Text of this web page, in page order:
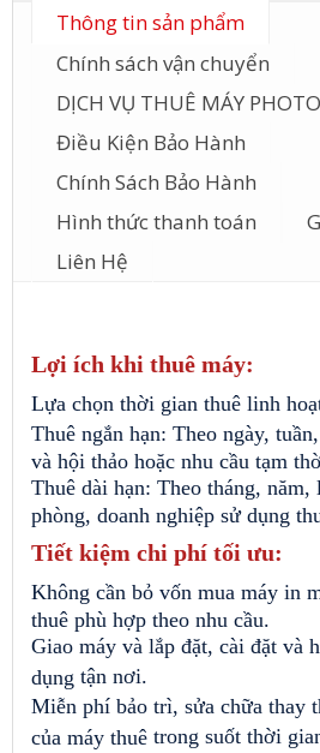
Thông tin sản phẩm
Chính sách vận chuyển
DỊCH VỤ THUÊ MÁY
Điều Kiện Bảo Hành
Chính Sách Bảo Hành
Hình thức thanh toán
Liên Hệ
Lợi ích khi thuê máy:
Lựa chọn thời gian thuê linh
Thuê ngắn hạn: Theo ngày,
và hội thảo hoặc nhu cầu tạm
Thuê dài hạn: Theo tháng,
phòng, doanh nghiệp sử dụng
Tiết kiệm chi phí tối ưu:
Không cần bỏ vốn mua máy in
thuê phù hợp theo nhu cầu.
Giao máy và lắp đặt, cài đặt và
dụng tận nơi.
Miễn phí bảo trì, sửa chữa thay
của máy thuê trong suốt thời